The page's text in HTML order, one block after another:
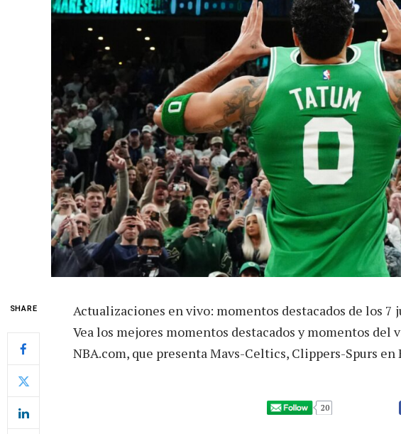
SHARE
Actualizaciones en vivo: momentos destacados de los 7
Vea los mejores momentos destacados y momentos del
NBA.com, que presenta Mavs-Celtics, Clippers-Spurs en
20